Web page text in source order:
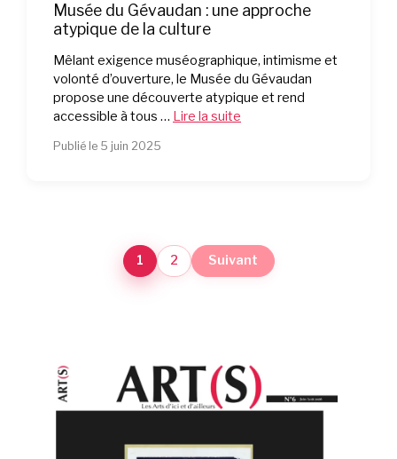
Musée du Gévaudan : une approche
atypique de la culture
Mêlant exigence muséographique, intimisme et
volonté d’ouverture, le Musée du Gévaudan
propose une découverte atypique et rend
accessible à tous … Lire la suite
Publié le 5 juin 2025
1 2 Suivant